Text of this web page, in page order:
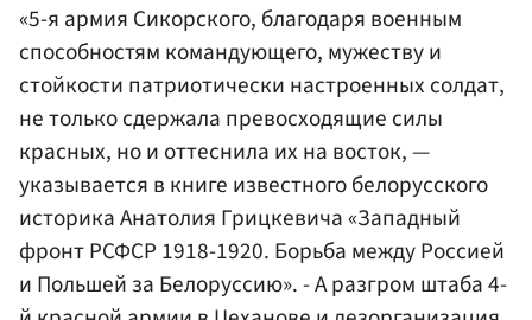
«5-я армия Сикорского, благодаря военным
способностям командующего, мужеству и
стойкости патриотически настроенных солдат,
не только сдержала превосходящие силы
красных, но и оттеснила их на восток, —
указывается в книге известного белорусского
историка Анатолия Грицкевича «Западный
фронт РСФСР 1918-1920. Борьба между Россией
и Польшей за Белоруссию». - А разгром штаба 4-